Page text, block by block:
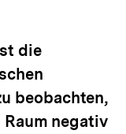
die
beobachten,
negativ